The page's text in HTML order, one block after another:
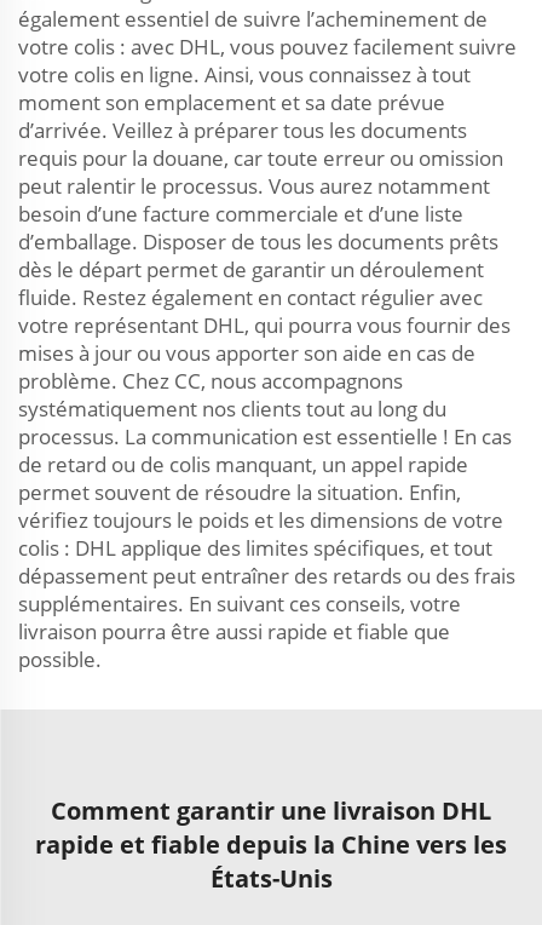
également essentiel de suivre l’acheminement de
votre colis : avec DHL, vous pouvez facilement suivre
votre colis en ligne. Ainsi, vous connaissez à tout
moment son emplacement et sa date prévue
d’arrivée. Veillez à préparer tous les documents
requis pour la douane, car toute erreur ou omission
peut ralentir le processus. Vous aurez notamment
besoin d’une facture commerciale et d’une liste
d’emballage. Disposer de tous les documents prêts
dès le départ permet de garantir un déroulement
fluide. Restez également en contact régulier avec
votre représentant DHL, qui pourra vous fournir des
mises à jour ou vous apporter son aide en cas de
problème. Chez CC, nous accompagnons
systématiquement nos clients tout au long du
processus. La communication est essentielle ! En cas
de retard ou de colis manquant, un appel rapide
permet souvent de résoudre la situation. Enfin,
vérifiez toujours le poids et les dimensions de votre
colis : DHL applique des limites spécifiques, et tout
dépassement peut entraîner des retards ou des frais
supplémentaires. En suivant ces conseils, votre
livraison pourra être aussi rapide et fiable que
possible.
Comment garantir une livraison DHL
rapide et fiable depuis la Chine vers les
États-Unis